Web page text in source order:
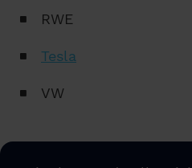
RWE
Tesla
VW